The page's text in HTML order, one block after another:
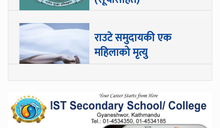
राउटे समुदायकी एक
महिलाको मृत्यु